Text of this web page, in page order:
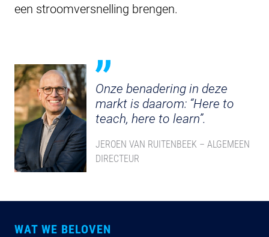
een stroomversnelling brengen.
Onze benadering in deze
markt is daarom: “Here to
teach, here to learn”.
JEROEN VAN RUITENBEEK – ALGEMEEN
DIRECTEUR
WAT WE BELOVEN